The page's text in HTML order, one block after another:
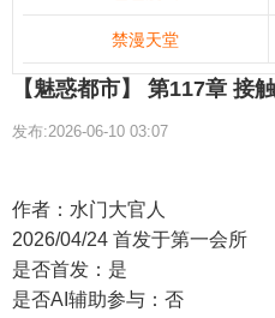
禁漫天堂
【魅惑都市】 第117章 接触
发布:2026-06-10 03:07
作者：水门大官人
2026/04/24 首发于第一会所
是否首发：是
是否AI辅助参与：否